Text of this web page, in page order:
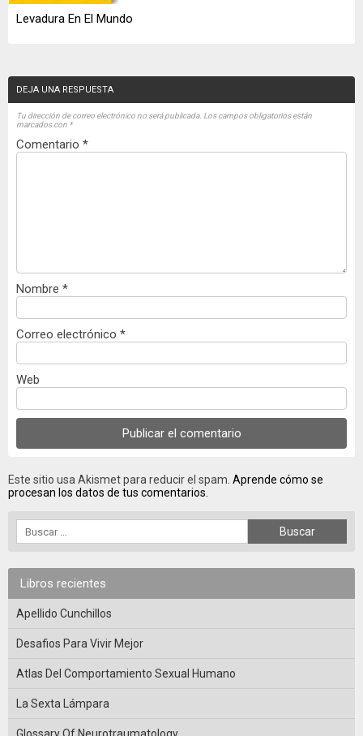
Levadura En El Mundo
DEJA UNA RESPUESTA
Tu dirección de correo electrónico no será publicada. Los campos obligatorios están
marcados con *
Comentario *
Nombre *
Correo electrónico *
Web
Este sitio usa Akismet para reducir el spam. Aprende cómo se
procesan los datos de tus comentarios.
Libros recientes
Apellido Cunchillos
Desafios Para Vivir Mejor
Atlas Del Comportamiento Sexual Humano
La Sexta Lámpara